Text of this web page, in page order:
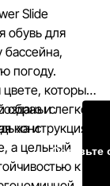
скидок,
быть
и без
Slide
обувь для
бассейна,
погоду.
который
и легко
и
с
конструкция
а цельный
к
Оставьте